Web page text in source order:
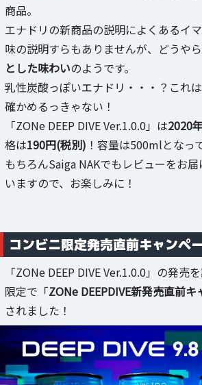
商品。
エナドリの新商品の説明によくあるイ
味の説明すらもありませんが、どうやら
とした味わいのようです。
乳性炭酸っぽいエナドリ・・・？これ
確かめるっきゃない！
「ZONe DEEP DIVE Ver.1.0.0」は2020
格は190円(税別) ！容量は500mlとなっ
もちろんSaiga NAKでもレビューをお
いますので、お楽しみに！
コンビニ限定発売直前キャンペ
「ZONe DEEP DIVE Ver.1.0.0」の発売
限定で「ZONe DEEPDIVE新発売直前キ
されました！